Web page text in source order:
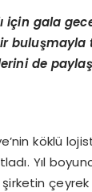
için gala
de
köklü
Yıl
çeyrek